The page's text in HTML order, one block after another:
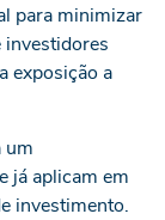
para minimizar
exposição a
um
já aplicam em
investimento.